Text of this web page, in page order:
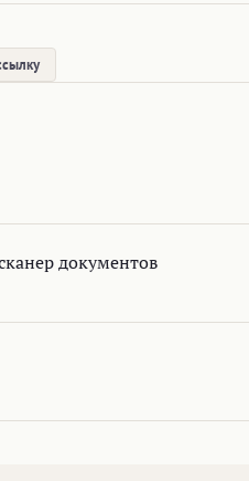
документов